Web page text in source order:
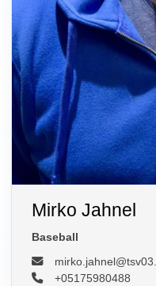
Mirko Jahnel
Baseball
+05175980488